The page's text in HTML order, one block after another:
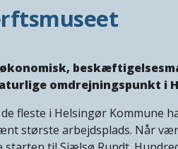
økonomisk,
omdrejningspunkt i
fleste i Helsingør Kommune
største arbejdsplads. Når